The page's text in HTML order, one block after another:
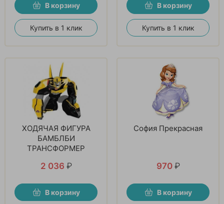
В корзину
Купить в 1 клик
В корзину
Купить в 1 клик
ХОДЯЧАЯ ФИГУРА
БАМБЛБИ
ТРАНСФОРМЕР
2 036 ₽
В корзину
София Прекрасная
970 ₽
В корзину